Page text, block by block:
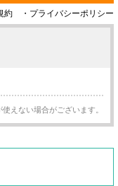
約 ・プライバシーポリシー
えない場合がございます。